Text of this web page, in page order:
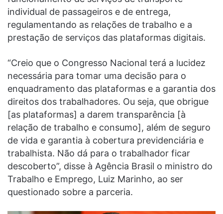
individual de passageiros e de entrega,
regulamentando as relações de trabalho e a
prestação de serviços das plataformas digitais.
“Creio que o Congresso Nacional terá a lucidez
necessária para tomar uma decisão para o
enquadramento das plataformas e a garantia dos
direitos dos trabalhadores. Ou seja, que obrigue
[as plataformas] a darem transparência [à
relação de trabalho e consumo], além de seguro
de vida e garantia à cobertura previdenciária e
trabalhista. Não dá para o trabalhador ficar
descoberto”, disse à Agência Brasil o ministro do
Trabalho e Emprego, Luiz Marinho, ao ser
questionado sobre a parceria.